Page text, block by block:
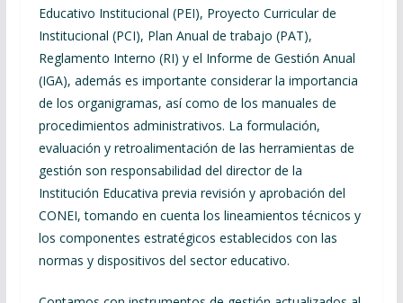
Educativo Institucional (PEI), Proyecto Curricular de
Institucional (PCI), Plan Anual de trabajo (PAT),
Reglamento Interno (RI) y el Informe de Gestión Anual
(IGA), además es importante considerar la importancia
de los organigramas, así como de los manuales de
procedimientos administrativos. La formulación,
evaluación y retroalimentación de las herramientas de
gestión son responsabilidad del director de la
Institución Educativa previa revisión y aprobación del
CONEI, tomando en cuenta los lineamientos técnicos y
los componentes estratégicos establecidos con las
normas y dispositivos del sector educativo.